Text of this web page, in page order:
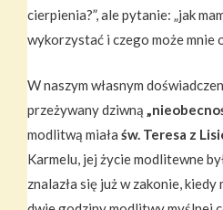
cierpienia?”, ale pytanie: „jak
wykorzystać i czego może mnie
W naszym własnym
przeżywany dziwną
modlitwą miała św. Teresa z
Karmelu, jej życie modlitewne
znalazła się już w zakonie, kiedy